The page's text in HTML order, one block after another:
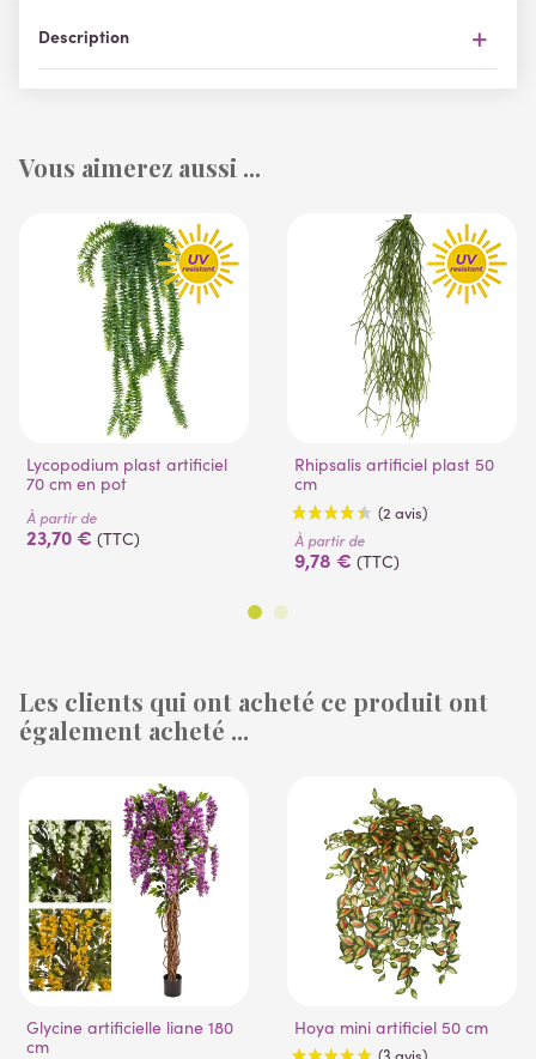
Description
Vous aimerez aussi ...
Lycopodium plast artificiel
70 cm en pot
À partir de
23,70 € (TTC)
Rhipsalis artificiel plast 50
cm
À partir de
9,78 € (TTC)
Les clients qui ont acheté ce produit ont
également acheté ...
Glycine artificielle liane 180
cm
Hoya mini artificiel 50 cm